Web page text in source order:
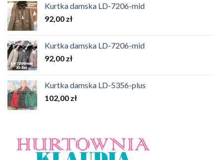
Kurtka damska LD-7206-mid
92,00 zł
Kurtka damska LD-7206-mid
92,00 zł
Kurtka damska LD-5356-plus
102,00 zł